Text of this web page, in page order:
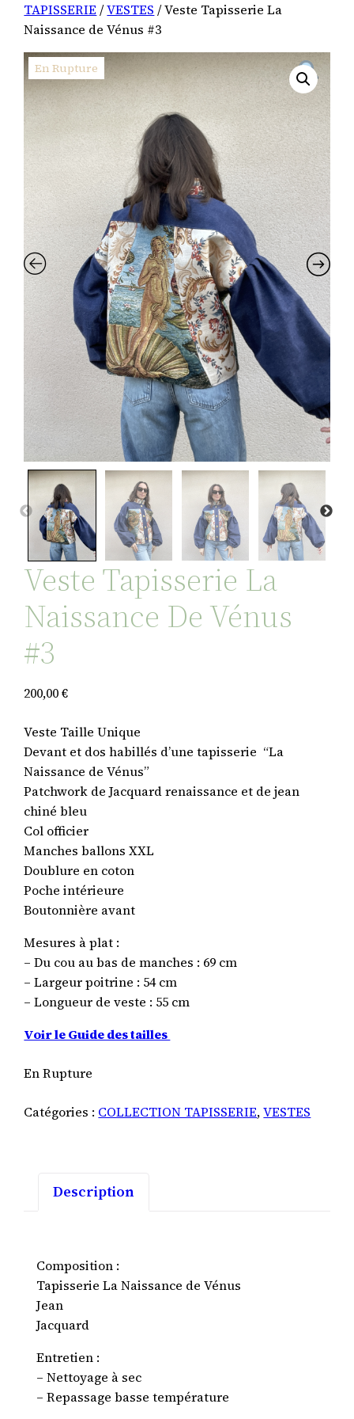
TAPISSERIE /VESTES / Veste Tapisserie La
Naissance de Vénus #3
En Rupture
Veste Tapisserie La
Naissance De Vénus
#3
200,00€
Veste Taille Unique
Devant et dos habillés d’une tapisserie “La
Naissance de Vénus”
Patchwork de Jacquard renaissance et de jean
chiné bleu
Col officier
Manches ballons XXL
Doublure en coton
Poche intérieure
Boutonnière avant
Mesures à plat :
– Du cou au bas de manches : 69 cm
– Largeur poitrine : 54 cm
– Longueur de veste : 55 cm
Voir le Guide des tailles
En Rupture
Catégories : COLLECTION TAPISSERIE,VESTES
Description
Composition :
Tapisserie La Naissance de Vénus
Jean
Jacquard
Entretien :
– Nettoyage à sec
– Repassage basse température